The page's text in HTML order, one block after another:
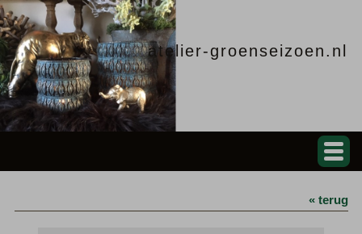
atelier-groenseizoen.nl
« terug